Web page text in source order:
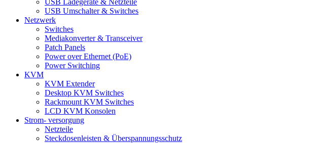
USB Ladegeräte & Netzteile
USB Umschalter & Switches
Netzwerk
Switches
Mediakonverter & Transceiver
Patch Panels
Power over Ethernet (PoE)
Power Switching
KVM
KVM Extender
Desktop KVM Switches
Rackmount KVM Switches
LCD KVM Konsolen
Strom- versorgung
Netzteile
Steckdosenleisten & Überspannungsschutz